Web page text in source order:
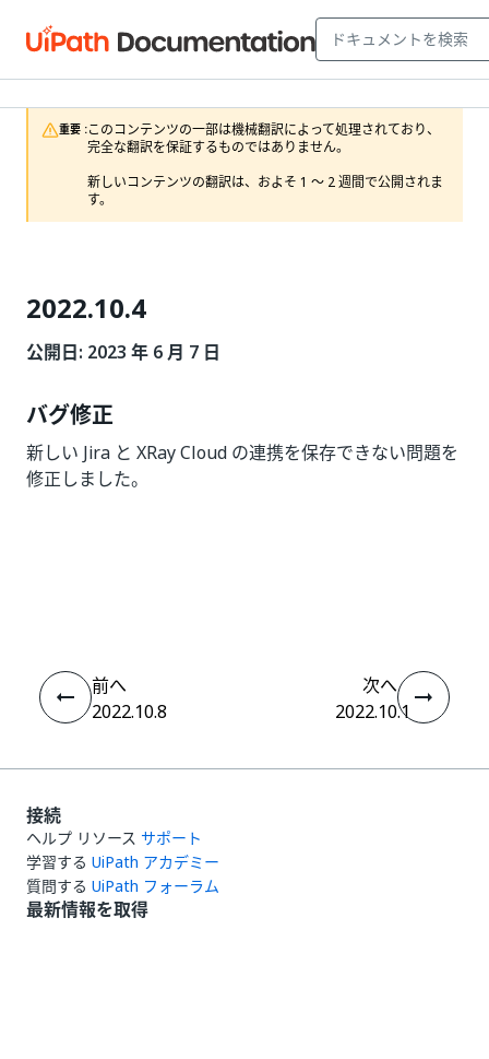
重要 :このコンテンツの一部は機械翻訳によって処理されており、
完全な翻訳を保証するものではありません。
新しいコンテンツの翻訳は、およそ 1 ～ 2 週間で公開されま
す。
2022.10.4
公開日: 2023 年 6 月 7 日
バグ修正
新しい Jira と XRay Cloud の連携を保存できない問題を
修正しました。
前へ
2022.10.8
次へ
2022.10.1
接続
ヘルプ リソース サポート
学習する UiPath アカデミー
質問する UiPath フォーラム
最新情報を取得